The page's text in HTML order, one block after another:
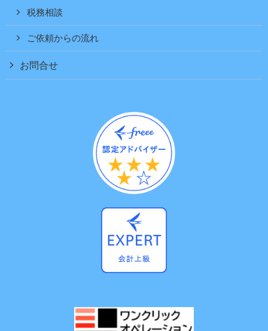
税務相談
ご依頼からの流れ
お問合せ